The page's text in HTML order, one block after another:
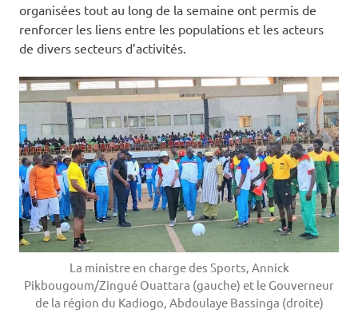
organisées tout au long de la semaine ont permis de
renforcer les liens entre les populations et les acteurs
de divers secteurs d’activités.
La ministre en charge des Sports, Annick
Pikbougoum/Zingué Ouattara (gauche) et le Gouverneur
de la région du Kadiogo, Abdoulaye Bassinga (droite)